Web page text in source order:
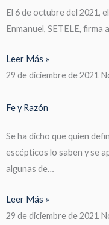
El 6 de octubre del 2021,
Enmanuel, SETELE, firma
Leer Más »
29 de diciembre de 2021
Fe y Razón
Se ha dicho que quien
escépticos lo saben y se
algunas de…
Leer Más »
29 de diciembre de 2021